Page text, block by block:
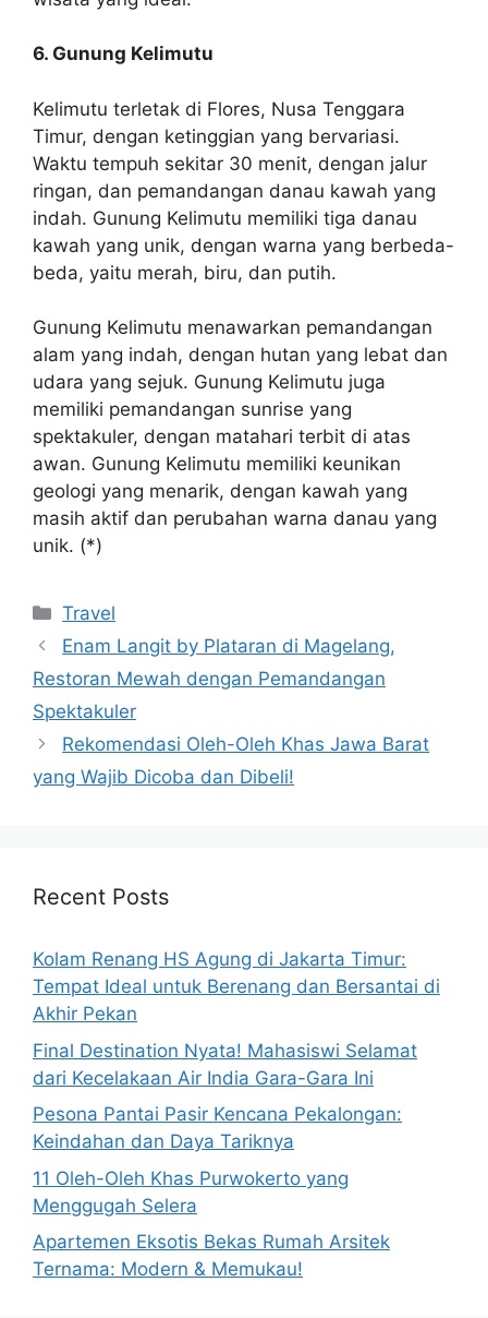
6. Gunung Kelimutu
Kelimutu terletak di Flores, Nusa Tenggara
Timur, dengan ketinggian yang bervariasi.
Waktu tempuh sekitar 30 menit, dengan jalur
ringan, dan pemandangan danau kawah yang
indah. Gunung Kelimutu memiliki tiga danau
kawah yang unik, dengan warna yang berbeda-
beda, yaitu merah, biru, dan putih.
Gunung Kelimutu menawarkan pemandangan
alam yang indah, dengan hutan yang lebat dan
udara yang sejuk. Gunung Kelimutu juga
memiliki pemandangan sunrise yang
spektakuler, dengan matahari terbit di atas
awan. Gunung Kelimutu memiliki keunikan
geologi yang menarik, dengan kawah yang
masih aktif dan perubahan warna danau yang
unik. (*)
Categories
Travel
Enam Langit by Plataran di Magelang,
Restoran Mewah dengan Pemandangan
Spektakuler
Rekomendasi Oleh-Oleh Khas Jawa Barat
yang Wajib Dicoba dan Dibeli!
Recent Posts
Kolam Renang HS Agung di Jakarta Timur:
Tempat Ideal untuk Berenang dan Bersantai di
Akhir Pekan
Final Destination Nyata! Mahasiswi Selamat
dari Kecelakaan Air India Gara-Gara Ini
Pesona Pantai Pasir Kencana Pekalongan:
Keindahan dan Daya Tariknya
11 Oleh-Oleh Khas Purwokerto yang
Menggugah Selera
Apartemen Eksotis Bekas Rumah Arsitek
Ternama: Modern & Memukau!